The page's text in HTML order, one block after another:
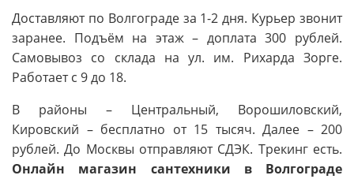
Доставляют по Волгограде за 1-2 дня. Курьер звонит
заранее. Подъём на этаж – доплата 300 рублей.
Самовывоз со склада на ул. им. Рихарда Зорге.
Работает с 9 до 18.
В районы – Центральный, Ворошиловский,
Кировский – бесплатно от 15 тысяч. Далее – 200
рублей. До Москвы отправляют СДЭК. Трекинг есть.
Онлайн магазин сантехники в Волгограде